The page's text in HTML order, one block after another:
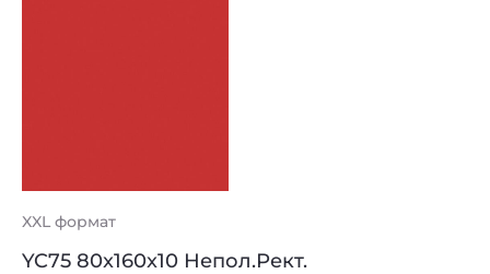
XXL формат
YC75 80x160x10 Непол.Рект.